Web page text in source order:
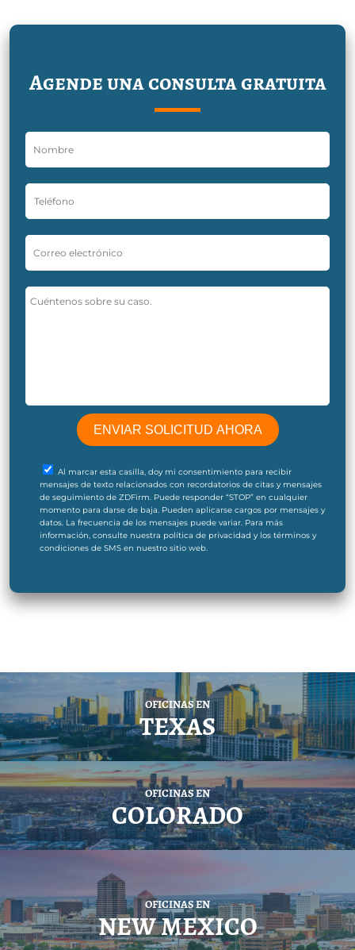
Agende una consulta gratuita
Al marcar esta casilla, doy mi consentimiento para recibir
mensajes de texto relacionados con recordatorios de citas y mensajes
de seguimiento de ZDFirm. Puede responder “STOP” en cualquier
momento para darse de baja. Pueden aplicarse cargos por mensajes y
datos. La frecuencia de los mensajes puede variar. Para más
información, consulte nuestra política de privacidad y los términos y
condiciones de SMS en nuestro sitio web.
OFICINAS EN
TEXAS
OFICINAS EN
COLORADO
OFICINAS EN
NEW MEXICO